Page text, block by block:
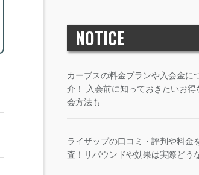
NOTICE
カーブスの料金プランや入会金に
介！ 入会前に知っておきたいお得
会方法も
ライザップの口コミ・評判や料金
査！リバウンドや効果は実際どう